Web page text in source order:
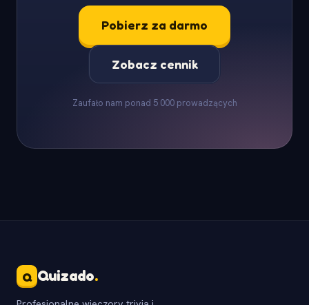
Pobierz za darmo
Zobacz cennik
Zaufało nam ponad 5 000 prowadzących
Q Quizado.